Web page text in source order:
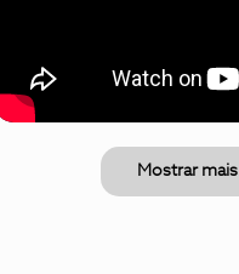
Mostrar mais